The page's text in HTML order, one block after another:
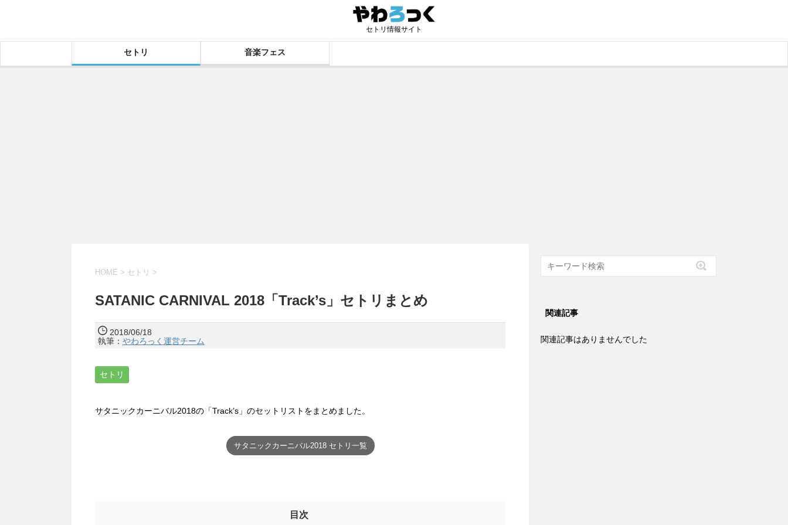
セトリ情報サイト
セトリ 音楽フェス
HOME > セトリ >
SATANIC CARNIVAL 2018「Track’s」セトリまとめ
2018/06/18
執筆： やわろっく運営チーム
セトリ
サタニックカーニバル2018の「Track’s」のセットリストをまとめました。
サタニックカーニバル2018 セトリ一覧
目次
関連記事
関連記事はありませんでした